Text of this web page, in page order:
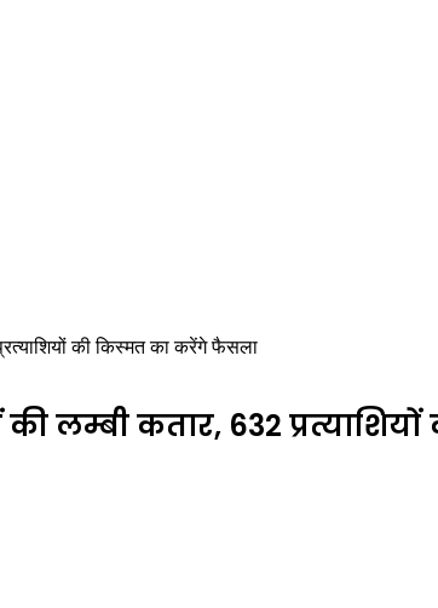
की किस्मत का करेंगे फैसला
लम्बी कतार, 632